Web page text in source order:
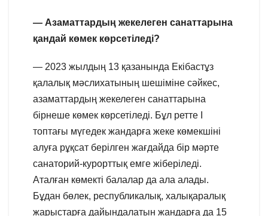
— Азаматтардың жекелеген санаттарына
қандай көмек көрсетіледі?
— 2023 жылдың 13 қазанында Екібастұз
қалалық мәслихатының шешіміне сәйкес,
азаматтардың жекелеген санаттарына
бірнеше көмек көрсетіледі. Бұл ретте I
топтағы мүгедек жандарға жеке көмекшіні
алуға рұқсат берілген жағдайда бір мәрте
санаторий-курорттық емге жіберіледі.
Аталған көмекті балалар да ала алады.
Бұдан бөлек, республикалық, халықаралық
жарыстарға дайындалатын жандарға да 15